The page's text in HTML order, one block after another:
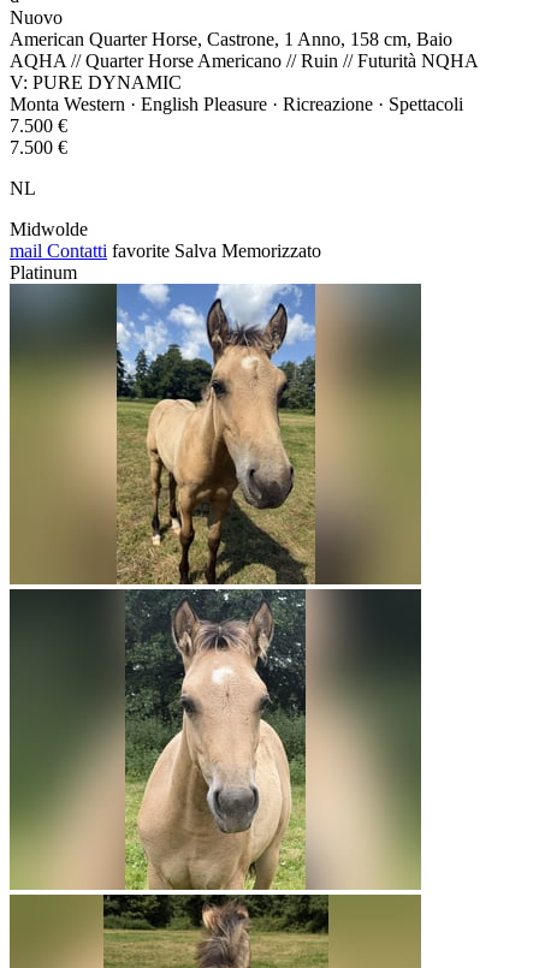
Nuovo
American Quarter Horse, Castrone, 1 Anno, 158 cm, Baio
AQHA // Quarter Horse Americano // Ruin // Futurità NQHA
V: PURE DYNAMIC
Monta Western · English Pleasure · Ricreazione · Spettacoli
7.500 €
7.500 €
NL
Midwolde
mail Contatti favorite Salva Memorizzato
Platinum